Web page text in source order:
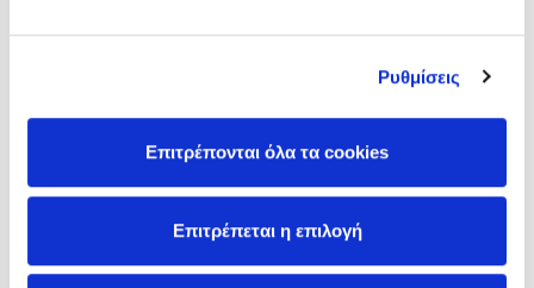
Ρυθμίσεις
Επιτρέπονται όλα τα cookies
Επιτρέπεται η επιλογή
Ο Κώστας Κρομμύδας στο Παλαιοχώρι Καλαμπάκας
Ο Κώστας Κρομμύδας και η Μαρίνα Γιώτη στη Νικήτη
Ο Στέφανος Ξενάκης στη Χίο
Βιβλίου στο Πεδίον του Άρεως